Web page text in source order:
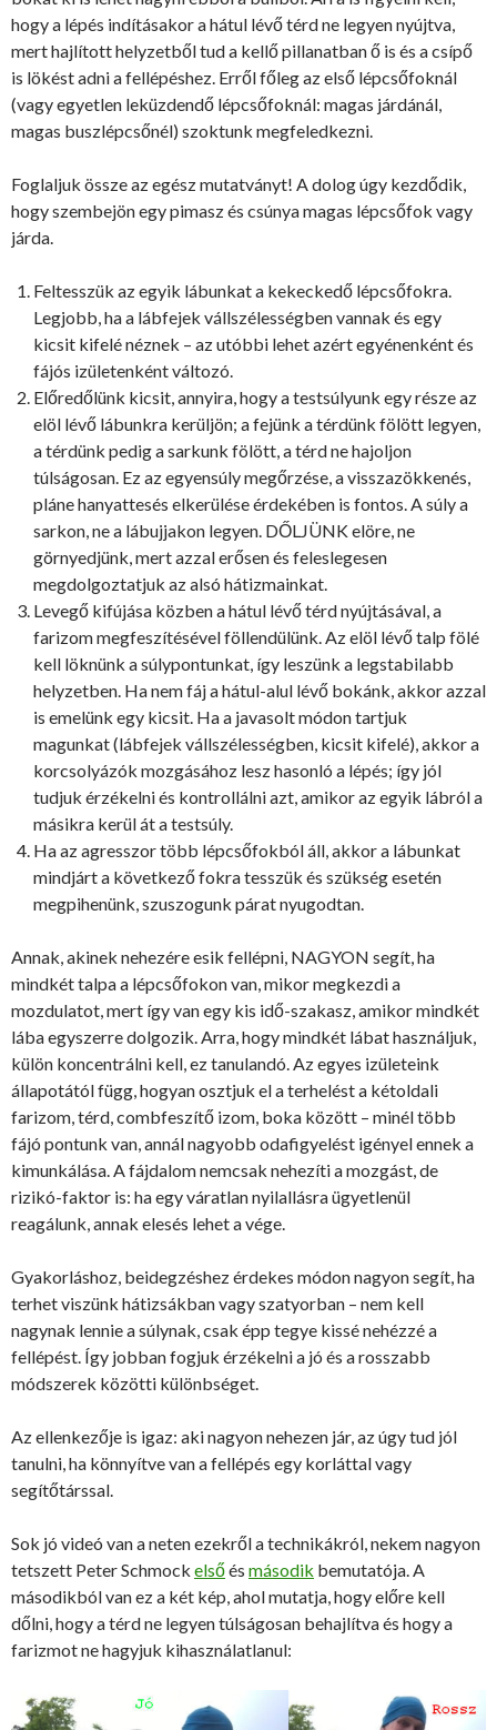
hogy a lépés indításakor a hátul lévő térd ne legyen nyújtva,
mert hajlított helyzetből tud a kellő pillanatban ő is és a csípő
is lökést adni a fellépéshez. Erről főleg az első lépcsőfoknál
(vagy egyetlen leküzdendő lépcsőfoknál: magas járdánál,
magas buszlépcsőnél) szoktunk megfeledkezni.
Foglaljuk össze az egész mutatványt! A dolog úgy kezdődik,
hogy szembejön egy pimasz és csúnya magas lépcsőfok vagy
járda.
Feltesszük az egyik lábunkat a kekeckedő lépcsőfokra.
Legjobb, ha a lábfejek vállszélességben vannak és egy
kicsit kifelé néznek – az utóbbi lehet azért egyénenként és
fájós izületenként változó.
Előredőlünk kicsit, annyira, hogy a testsúlyunk egy része az
elöl lévő lábunkra kerüljön; a fejünk a térdünk fölött legyen,
a térdünk pedig a sarkunk fölött, a térd ne hajoljon
túlságosan. Ez az egyensúly megőrzése, a visszazökkenés,
pláne hanyattesés elkerülése érdekében is fontos. A súly a
sarkon, ne a lábujjakon legyen. DŐLJÜNK elöre, ne
görnyedjünk, mert azzal erősen és feleslegesen
megdolgoztatjuk az alsó hátizmainkat.
Levegő kifújása közben a hátul lévő térd nyújtásával, a
farizom megfeszítésével föllendülünk. Az elöl lévő talp fölé
kell löknünk a súlypontunkat, így leszünk a legstabilabb
helyzetben. Ha nem fáj a hátul-alul lévő bokánk, akkor azzal
is emelünk egy kicsit. Ha a javasolt módon tartjuk
magunkat (lábfejek vállszélességben, kicsit kifelé), akkor a
korcsolyázók mozgásához lesz hasonló a lépés; így jól
tudjuk érzékelni és kontrollálni azt, amikor az egyik lábról a
másikra kerül át a testsúly.
Ha az agresszor több lépcsőfokból áll, akkor a lábunkat
mindjárt a következő fokra tesszük és szükség esetén
megpihenünk, szuszogunk párat nyugodtan.
Annak, akinek nehezére esik fellépni, NAGYON segít, ha
mindkét talpa a lépcsőfokon van, mikor megkezdi a
mozdulatot, mert így van egy kis idő-szakasz, amikor mindkét
lába egyszerre dolgozik. Arra, hogy mindkét lábat használjuk,
külön koncentrálni kell, ez tanulandó. Az egyes izületeink
állapotától függ, hogyan osztjuk el a terhelést a kétoldali
farizom, térd, combfeszítő izom, boka között – minél több
fájó pontunk van, annál nagyobb odafigyelést igényel ennek a
kimunkálása. A fájdalom nemcsak nehezíti a mozgást, de
rizikó-faktor is: ha egy váratlan nyilallásra ügyetlenül
reagálunk, annak elesés lehet a vége.
Gyakorláshoz, beidegzéshez érdekes módon nagyon segít, ha
terhet viszünk hátizsákban vagy szatyorban – nem kell
nagynak lennie a súlynak, csak épp tegye kissé nehézzé a
fellépést. Így jobban fogjuk érzékelni a jó és a rosszabb
módszerek közötti különbséget.
Az ellenkezője is igaz: aki nagyon nehezen jár, az úgy tud jól
tanulni, ha könnyítve van a fellépés egy korláttal vagy
segítőtárssal.
Sok jó videó van a neten ezekről a technikákról, nekem nagyon
tetszett Peter Schmock elsőés második bemutatója. A
másodikból van ez a két kép, ahol mutatja, hogy előre kell
dőlni, hogy a térd ne legyen túlságosan behajlítva és hogy a
farizmot ne hagyjuk kihasználatlanul: